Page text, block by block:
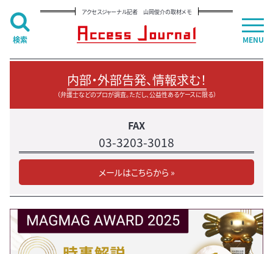
アクセスジャーナル記者 山岡俊介の取材メモ
内部・外部告発、情報求む！
（弁護士などのプロが調査。ただし、公益性あるケースに限る）
FAX
03-3203-3018
メールはこちらから »
MENU
検索